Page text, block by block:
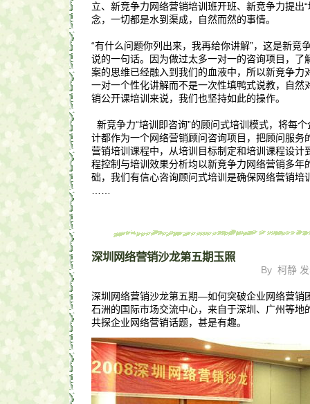
立、新竞争力网络营销培训班开班、新竞争力提出
念，一切都是水到渠成，自然而然的事情。
“有什么问题你列出来，我再给你讲解”，这是新竞
说的一句话。因为做过太多一对一的咨询项目，了
案的思维已经融入到我们的血液中，所以新竞争力
一对一个性化讲解而不是一次性填鸭式说教，自然
销公开课培训来说，我们也坚持如此的操作。
新竞争力“培训即咨询”的顾问式培训模式，将每
计都作为一个网络营销顾问咨询项目，把顾问服务
营销培训课程中，从培训目标制定和培训课程设计
程控制与培训效果分析均以新竞争力网络营销多年
础，我们有信心咨询顾问式培训是确保网络营销培
深圳网络营销沙龙第五期玉照
By 柯静
深圳网络营销沙龙第五期—如何突破企业网络营销
石洲的国际市场交流中心，来自于深圳、广州等地
共探企业网络营销话题，甚是有趣。